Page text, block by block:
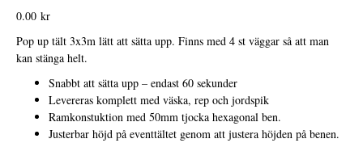
0.00 kr
Pop up tält 3x3m lätt att sätta upp. Finns med 4 st väggar så att man
kan stänga helt.
Snabbt att sätta upp – endast 60 sekunder
Levereras komplett med väska, rep och jordspik
Ramkonstuktion med 50mm tjocka hexagonal ben.
Justerbar höjd på eventtältet genom att justera höjden på benen.